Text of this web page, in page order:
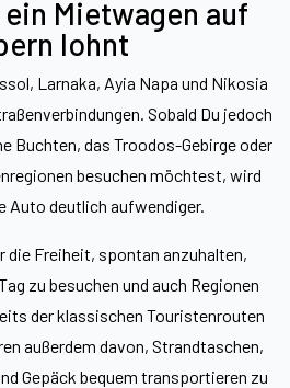
Mietwagen auf
lohnt
Larnaka, Ayia Napa und Nikosia
Sobald Du jedoch
Buchten, das Troodos-Gebirge oder
besuchen möchtest, wird
Auto deutlich aufwendiger.
die Freiheit, spontan anzuhalten,
zu besuchen und auch Regionen
der klassischen Touristenrouten
außerdem davon, Strandtaschen,
Gepäck bequem transportieren zu